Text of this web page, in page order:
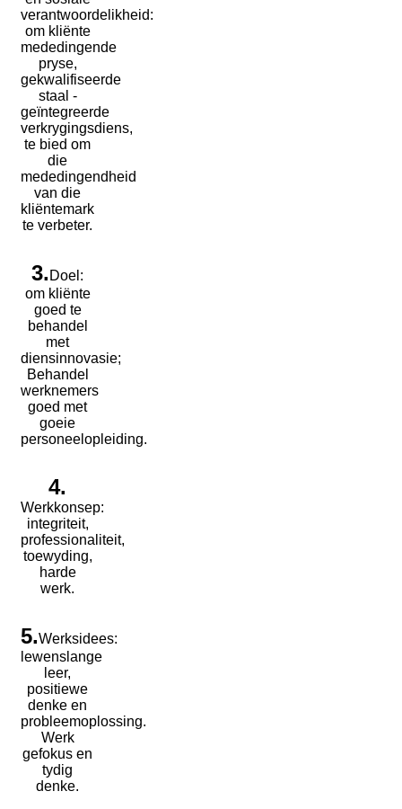
verantwoordelikheid:
om kliënte
mededingende
pryse,
gekwalifiseerde
staal -
geïntegreerde
verkrygingsdiens,
te bied om
die
mededingendheid
van die
kliëntemark
te verbeter.
3. Doel:
om kliënte
goed te
behandel
met
diensinnovasie;
Behandel
werknemers
goed met
goeie
personeelopleiding.
4.
Werkkonsep:
integriteit,
professionaliteit,
toewyding,
harde
werk.
5.Werksidees:
lewenslange
leer,
positiewe
denke en
probleemoplossing.
Werk
gefokus en
tydig
denke.